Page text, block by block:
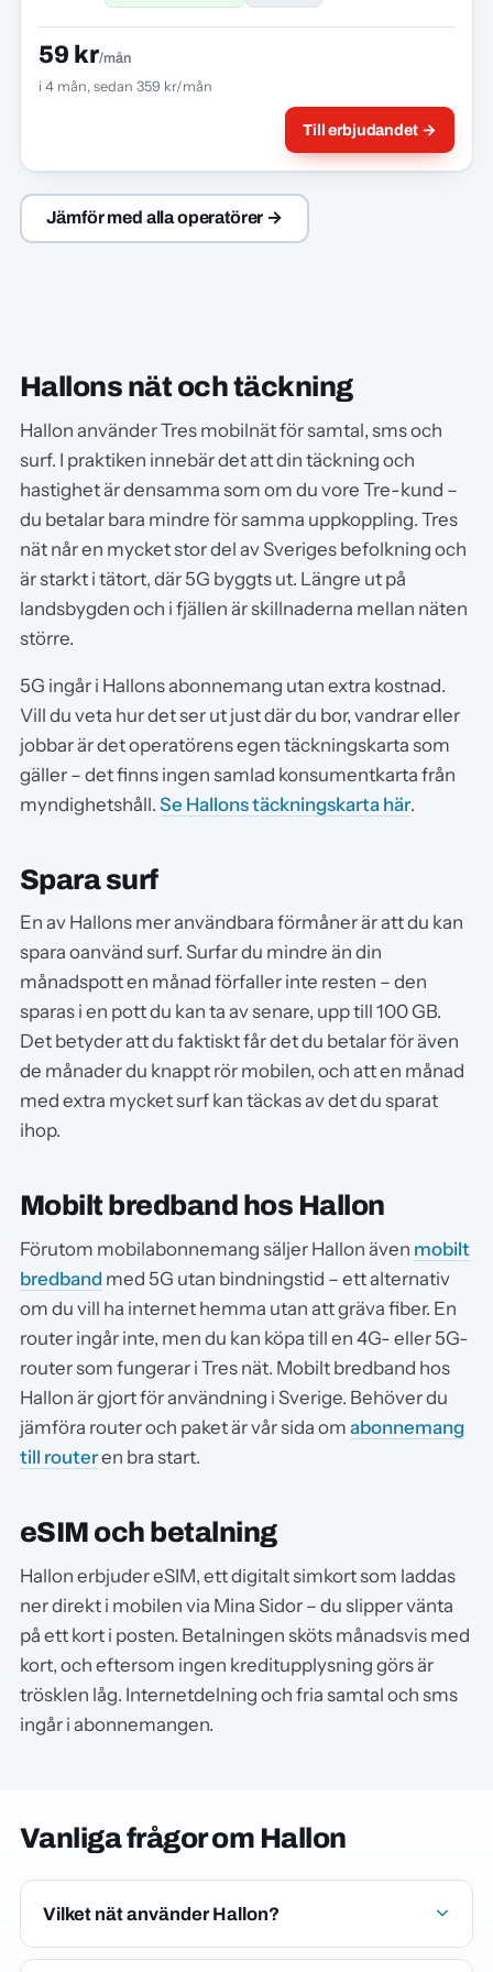
59 kr/mån
i 4 mån, sedan 359 kr/mån
Till erbjudandet →
Jämför med alla operatörer →
Hallons nät och täckning
Hallon använder Tres mobilnät för samtal, sms och
surf. I praktiken innebär det att din täckning och
hastighet är densamma som om du vore Tre-kund –
du betalar bara mindre för samma uppkoppling. Tres
nät når en mycket stor del av Sveriges befolkning och
är starkt i tätort, där 5G byggts ut. Längre ut på
landsbygden och i fjällen är skillnaderna mellan näten
större.
5G ingår i Hallons abonnemang utan extra kostnad.
Vill du veta hur det ser ut just där du bor, vandrar eller
jobbar är det operatörens egen täckningskarta som
gäller – det finns ingen samlad konsumentkarta från
myndighetshåll. Se Hallons täckningskarta här.
Spara surf
En av Hallons mer användbara förmåner är att du kan
spara oanvänd surf. Surfar du mindre än din
månadspott en månad förfaller inte resten – den
sparas i en pott du kan ta av senare, upp till 100 GB.
Det betyder att du faktiskt får det du betalar för även
de månader du knappt rör mobilen, och att en månad
med extra mycket surf kan täckas av det du sparat
ihop.
Mobilt bredband hos Hallon
Förutom mobilabonnemang säljer Hallon även mobilt
bredband med 5G utan bindningstid – ett alternativ
om du vill ha internet hemma utan att gräva fiber. En
router ingår inte, men du kan köpa till en 4G- eller 5G-
router som fungerar i Tres nät. Mobilt bredband hos
Hallon är gjort för användning i Sverige. Behöver du
jämföra router och paket är vår sida om abonnemang
till routeren bra start.
eSIM och betalning
Hallon erbjuder eSIM, ett digitalt simkort som laddas
ner direkt i mobilen via Mina Sidor – du slipper vänta
på ett kort i posten. Betalningen sköts månadsvis med
kort, och eftersom ingen kreditupplysning görs är
trösklen låg. Internetdelning och fria samtal och sms
ingår i abonnemangen.
Vanliga frågor om Hallon
Vilket nät använder Hallon?
Hallon kör i Tres mobilnät för samtal, sms och surf, så